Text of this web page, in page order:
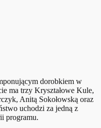
dorobkiem w
ma trzy Kryształowe Kule,
Anitą Sokołowską oraz
uchodzi za jedną z
programu.